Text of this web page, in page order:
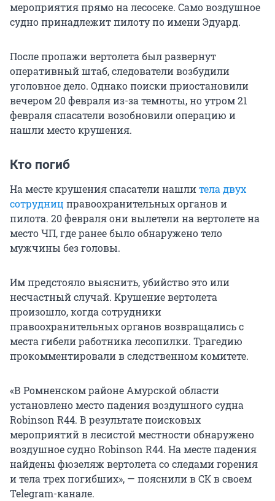
мероприятия прямо на лесосеке. Само воздушное
судно принадлежит пилоту по имени Эдуард.
После пропажи вертолета был развернут
оперативный штаб, следователи возбудили
уголовное дело. Однако поиски приостановили
вечером 20 февраля из-за темноты, но утром 21
февраля спасатели возобновили операцию и
нашли место крушения.
Кто погиб
На месте крушения спасатели нашлитела двух
сотрудниц правоохранительных органов и
пилота. 20 февраля они вылетели на вертолете на
место ЧП, где ранее было обнаружено тело
мужчины без головы.
Им предстояло выяснить, убийство это или
несчастный случай. Крушение вертолета
произошло, когда сотрудники
правоохранительных органов возвращались с
места гибели работника лесопилки. Трагедию
прокомментировали в следственном комитете.
«В Ромненском районе Амурской области
установлено место падения воздушного судна
Robinson R44. В результате поисковых
мероприятий в лесистой местности обнаружено
воздушное судно Robinson R44. На месте падения
найдены фюзеляж вертолета со следами горения
и тела трех погибших», — пояснили в СК в своем
Telegram-канале.